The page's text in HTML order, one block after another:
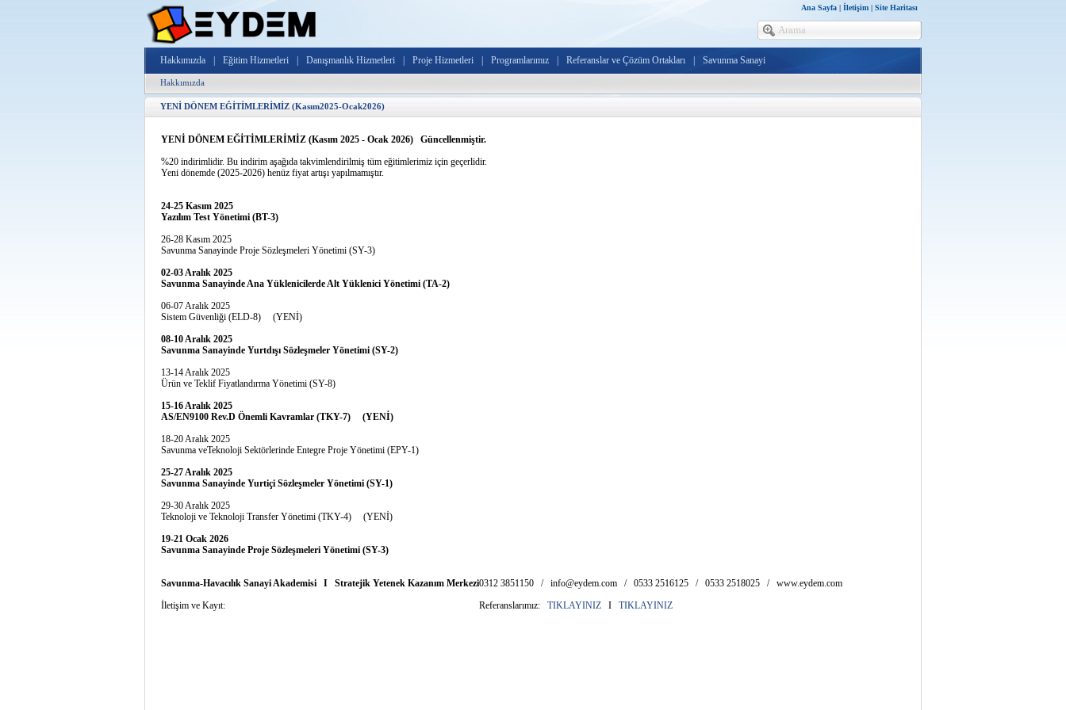
Ana Sayfa | İletişim | Site Haritası
Hakkımızda Eğitim Hizmetleri Danışmanlık Hizmetleri Proje Hizmetleri Programlarımız Referanslar ve Çözüm Ortakları Savunma Sanayi
Hakkımızda
YENİ DÖNEM EĞİTİMLERİMİZ (Kasım2025-Ocak2026)
YENİ DÖNEM EĞİTİMLERİMİZ (Kasım 2025 - Ocak 2026) Güncellenmiştir.
%20 indirimlidir. Bu indirim aşağıda takvimlendirilmiş tüm eğitimlerimiz için geçerlidir.
Yeni dönemde (2025-2026) henüz fiyat artışı yapılmamıştır.
24-25 Kasım 2025
Yazılım Test Yönetimi (BT-3)
26-28 Kasım 2025
Savunma Sanayinde Proje Sözleşmeleri Yönetimi (SY-3)
02-03 Aralık 2025
Savunma Sanayinde Ana Yüklenicilerde Alt Yüklenici Yönetimi (TA-2)
06-07 Aralık 2025
Sistem Güvenliği (ELD-8) (YENİ)
08-10 Aralık 2025
Savunma Sanayinde Yurtdışı Sözleşmeler Yönetimi (SY-2)
13-14 Aralık 2025
Ürün ve Teklif Fiyatlandırma Yönetimi (SY-8)
15-16 Aralık 2025
AS/EN9100 Rev.D Önemli Kavramlar (TKY-7) (YENİ)
18-20 Aralık 2025
Savunma veTeknoloji Sektörlerinde Entegre Proje Yönetimi (EPY-1)
25-27 Aralık 2025
Savunma Sanayinde Yurtiçi Sözleşmeler Yönetimi (SY-1)
29-30 Aralık 2025
Teknoloji ve Teknoloji Transfer Yönetimi (TKY-4) (YENİ)
19-21 Ocak 2026
Savunma Sanayinde Proje Sözleşmeleri Yönetimi (SY-3)
Savunma-Havacılık Sanayi Akademisi I Stratejik Yetenek Kazanım Merkezi
İletişim ve Kayıt:
0312 3851150 / info@eydem.com / 0533 2516125 / 0533 2518025 / www.eydem.com
Referanslarımız: TIKLAYINIZ I TIKLAYINIZ